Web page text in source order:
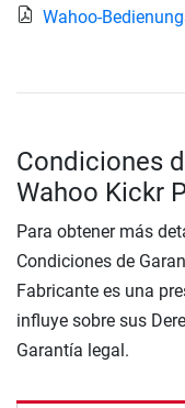
Wahoo-
Condiciones
Wahoo Kickr
Para obtener más
Condiciones de
Fabricante es una
influye sobre sus
Garantía legal.